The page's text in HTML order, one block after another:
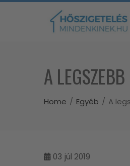
Skip
A
Home Egyéb A
03 júl 2019